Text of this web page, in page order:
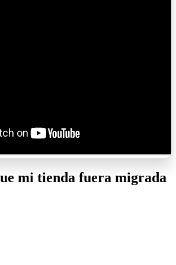
mi tienda fuera migrada